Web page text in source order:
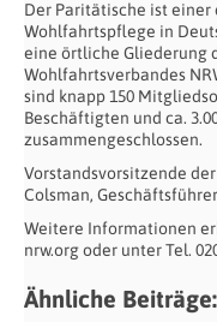
Der Paritätische ist einer
Wohlfahrtspflege in
eine örtliche Gliederung
Wohlfahrtsverbandes
sind knapp 150
Beschäftigten und ca.
zusammengeschlossen.
Vorstandsvorsitzende
Colsman,
Weitere Informationen
nrw.org oder unter Tel.
Ähnliche Beiträge: